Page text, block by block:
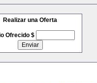
Realizar una Oferta
Ofrecido $